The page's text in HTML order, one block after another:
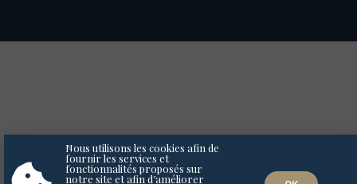
Nous utilisons les cookies afin de
fournir les services et
fonctionnalités proposés sur
notre site et afin d’améliorer